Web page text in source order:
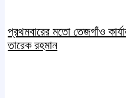
প্রথমবারের মতো তেজগাঁও
তারেক রহমান